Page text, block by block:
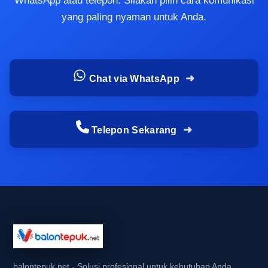
tertuju
menepukkannya serentak, muncul efek visual
dan suara yang membuat massa lebih mudah
kompak dan perhatian audiens tertuju pada satu
titik yang sama.
supporter maupun panitia event sekolah yang
bergantung pada media yang terlalu teknis.
yang paling nyaman untuk Anda.
Chat via WhatsApp
Telepon Sekarang
balontepuk.net - Solusi profesional untuk kebutuhan Anda.